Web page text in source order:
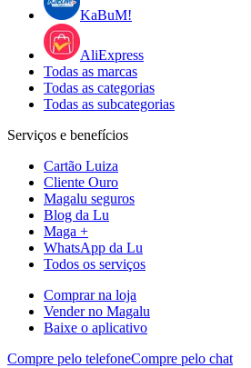
KaBuM!
AliExpress
Todas as marcas
Todas as categorias
Todas as subcategorias
Serviços e benefícios
Cartão Luiza
Cliente Ouro
Magalu seguros
Blog da Lu
Maga +
WhatsApp da Lu
Todos os serviços
Comprar na loja
Vender no Magalu
Baixe o aplicativo
Compre pelo telefoneCompre pelo chat